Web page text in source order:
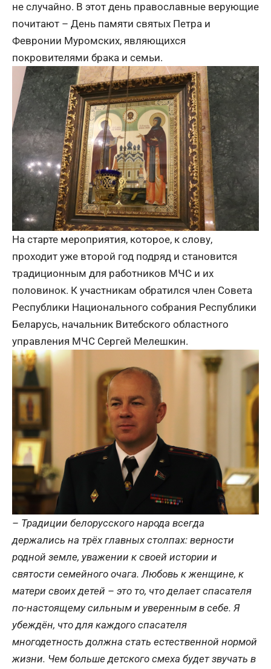
не случайно. В этот день православные верующие
почитают – День памяти святых Петра и
Февронии Муромских, являющихся
покровителями брака и семьи.
На старте мероприятия, которое, к слову,
проходит уже второй год подряд и становится
традиционным для работников МЧС и их
половинок. К участникам обратился член Совета
Республики Национального собрания Республики
Беларусь, начальник Витебского областного
управления МЧС Сергей Мелешкин.
– Традиции белорусского народа всегда
держались на трёх главных столпах: верности
родной земле, уважении к своей истории и
святости семейного очага. Любовь к женщине, к
матери своих детей – это то, что делает спасателя
по-настоящему сильным и уверенным в себе. Я
убеждён, что для каждого спасателя
многодетность должна стать естественной нормой
жизни. Чем больше детского смеха будет звучать в